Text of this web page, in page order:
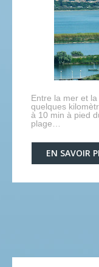
Entre la mer et
quelques
à 10 min à pied
plage…
EN SAVOIR